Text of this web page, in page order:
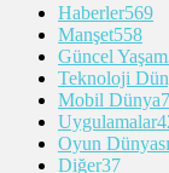
Haberler569
Manşet558
Güncel Yaşam
Teknoloji
Mobil Dünya
Uygulamalar
Oyun Dünyası
Diğer37